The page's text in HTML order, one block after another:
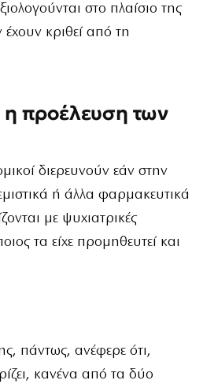
στο πλαίσιο της
κριθεί από τη
η προέλευση των
διερευνούν εάν στην
ή άλλα φαρμακευτικά
με ψυχιατρικές
τα είχε προμηθευτεί και
πάντως, ανέφερε ότι,
κανένα από τα δύο